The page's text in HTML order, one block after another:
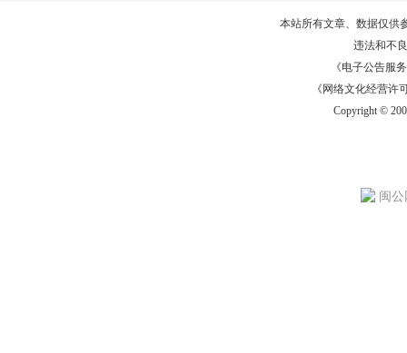
本站所有文章、数据仅供
违法和不
《电子公告服务
《网络文化经营许
Copyright ©
闽公